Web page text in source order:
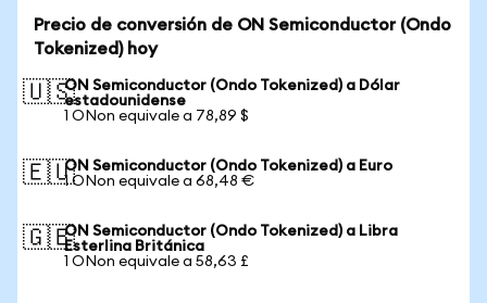
Precio de conversión de ON Semiconductor (Ondo
Tokenized) hoy
🇺🇸ON Semiconductor (Ondo Tokenized) a Dólar
estadounidense
1 ONon equivale a 78,89 $
🇪🇺ON Semiconductor (Ondo Tokenized) a Euro
1 ONon equivale a 68,48 €
🇬🇧ON Semiconductor (Ondo Tokenized) a Libra
Esterlina Británica
1 ONon equivale a 58,63 £